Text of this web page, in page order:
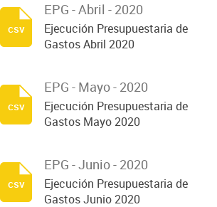
EPG - Abril - 2020
Ejecución Presupuestaria de
Gastos Abril 2020
csv
EPG - Mayo - 2020
Ejecución Presupuestaria de
Gastos Mayo 2020
csv
EPG - Junio - 2020
Ejecución Presupuestaria de
Gastos Junio 2020
csv